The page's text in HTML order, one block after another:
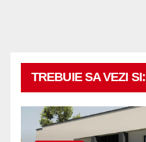
TREBUIE SA VEZI SI: